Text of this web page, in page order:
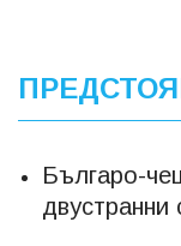
Българо-
двустранни